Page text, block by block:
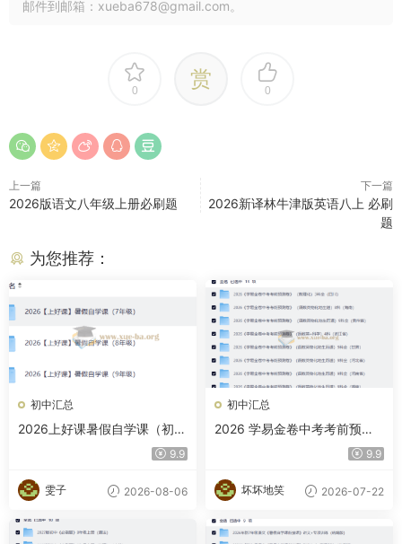
邮件到邮箱：xueba678@gmail.com。
0 赏 0
上一篇
2026版语文八年级上册必刷题
下一篇
2026新译林牛津版英语八上 必刷
题
为您推荐：
初中汇总
2026上好课暑假自学课（初
9.9
雯子 2026-08-06
初中汇总
2026 学易金卷中考考前预测
9.9
坏坏地笑 2026-07-22